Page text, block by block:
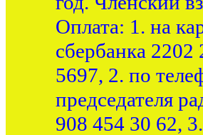
Оплата: 1. на
сбербанка 2202
5697, 2. по
председателя
908 454 30 62,